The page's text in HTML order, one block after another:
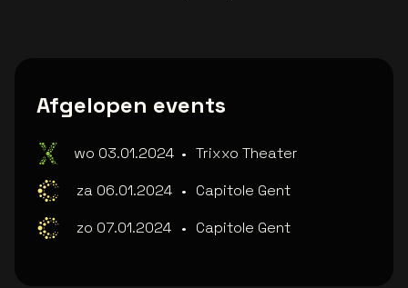
Afgelopen events
wo 03.01.2024 • Trixxo Theater
za 06.01.2024 • Capitole Gent
zo 07.01.2024 • Capitole Gent